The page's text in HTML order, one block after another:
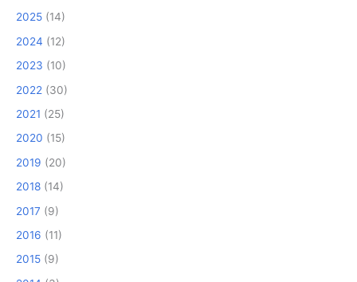
2025 (14)
2024 (12)
2023 (10)
2022 (30)
2021 (25)
2020 (15)
2019 (20)
2018 (14)
2017 (9)
2016 (11)
2015 (9)